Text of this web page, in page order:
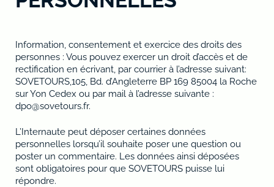
Information, consentement et exercice des droits des
personnes : Vous pouvez exercer un droit d’accès et de
rectification en écrivant, par courrier à l’adresse suivant:
SOVETOURS,105, Bd. d’Angleterre BP 169 85004 la Roche
sur Yon Cedex ou par mail à l’adresse suivante :
dpo@sovetours.fr.
L’Internaute peut déposer certaines données
personnelles lorsqu’il souhaite poser une question ou
poster un commentaire. Les données ainsi déposées
sont obligatoires pour que SOVETOURS puisse lui
répondre.